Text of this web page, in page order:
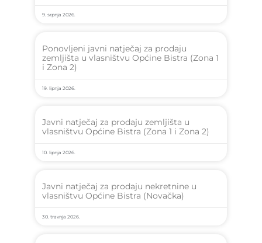
9. srpnja 2026.
Ponovljeni javni natječaj za prodaju
zemljišta u vlasništvu Općine Bistra (Zona 1
i Zona 2)
19. lipnja 2026.
Javni natječaj za prodaju zemljišta u
vlasništvu Općine Bistra (Zona 1 i Zona 2)
10. lipnja 2026.
Javni natječaj za prodaju nekretnine u
vlasništvu Općine Bistra (Novačka)
30. travnja 2026.